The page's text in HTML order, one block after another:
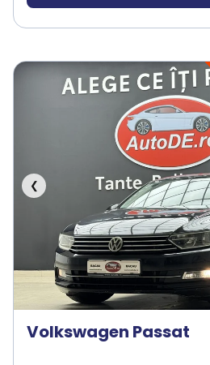
❮
Volkswagen Passat